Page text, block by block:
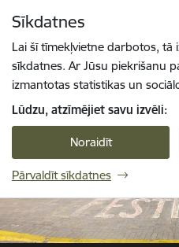
Sīkdatnes
Lai šī tīmekļvietne darbotos, tā
sīkdatnes. Ar Jūsu piekrišanu
izmantotas statistikas un
Lūdzu, atzīmējiet savu izvēli:
Noraidīt
Pārvaldīt sīkdatnes
1 / 15